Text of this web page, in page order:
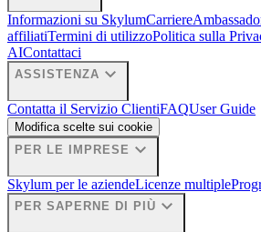
Informazioni su SkylumCarriere
affiliatiTermini di utilizzoPolitica sulla
AIContattaci
ASSISTENZA expand_more
Contatta il Servizio ClientiFAQUser Guide
Modifica scelte sui cookie
PER LE IMPRESE expand_more
Skylum per le aziendeLicenze multiple
PER SAPERNE DI PIÙ expand_more